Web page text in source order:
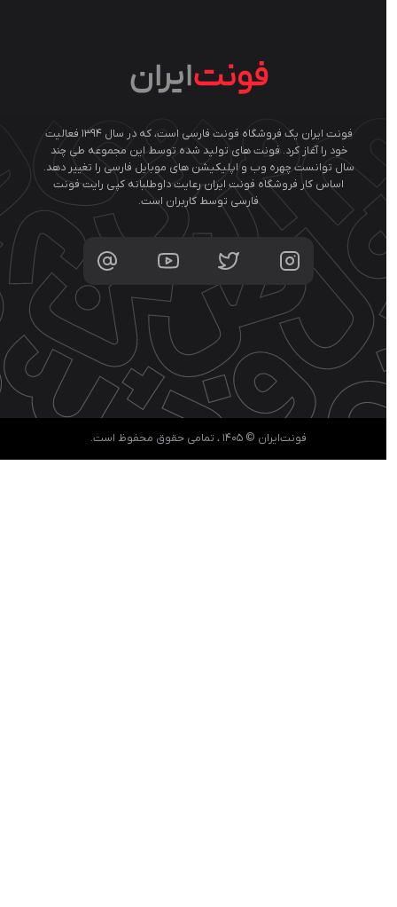
فونت ایران یک فروشگاه فونت فارسی است، که در سال ۱۳۹۴ فعالیت
خود را آغاز کرد. فونت های تولید شده توسط این مجموعه طی چند
توانست چهره وب و اپلیکیشن های موبایل فارسی را تغییر دهد.
اساس کار فروشگاه فونت ایران رعایت داوطلبانه کپی رایت فونت
فارسی توسط کاربران است.
فونت‌ایران © ۱۴۰۵ ، تمامی حقوق محفوظ است.